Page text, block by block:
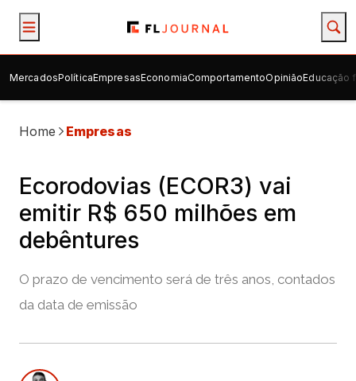
MercadosPolíticaEmpresasEconomiaComportamentoOpiniãoEducação
Home Empresas
Ecorodovias (ECOR3) vai
emitir R$ 650 milhões em
debêntures
O prazo de vencimento será de três anos, contados
da data de emissão